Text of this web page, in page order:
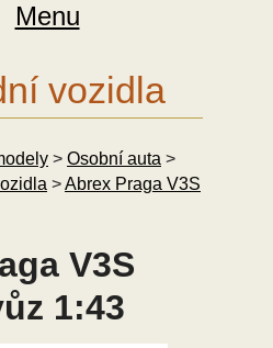
Menu
vozidla
> Osobní auta >
>Abrex Praga V3S
V3S
1:43